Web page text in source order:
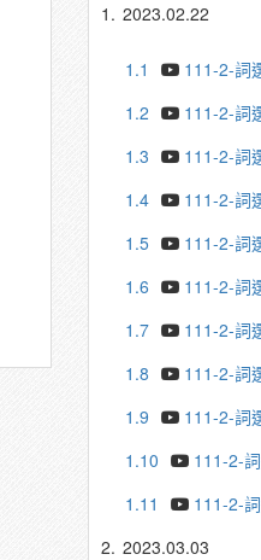
1. 2023.02.22
1.1
111-2-詞
1.2
111-2-詞
1.3
111-2-詞
1.4
111-2-詞
1.5
111-2-詞
1.6
111-2-詞
1.7
111-2-詞
1.8
111-2-詞
1.9
111-2-詞
1.10
111-2-
1.11
111-2-
2. 2023.03.03